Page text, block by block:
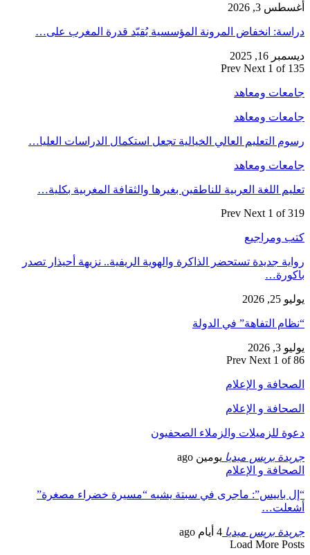
أغسطس 3, 2026
دراسة: انخفاض المرونة المؤسسية يُقيّد قدرة المغرب على…
ديسمبر 16, 2025
Prev Next 1 of 135
جامعات ومعاهد
جامعات ومعاهد
رسوم التعليم العالي الخيالية تجعل استكمال الدراسات العليا…
جامعات ومعاهد
تعليم اللغة العربية للناطقين بغيرها والثقافة المغربية بكلية…
Prev Next 1 of 319
كتب ومراجيع
رواية جديدة تستحضر الذاكرة والهوية الريفية.. نزيهة أحيذار تصدر
باكورة…
يوليو 25, 2026
“نظام التفاهة” في الدولة
يوليو 3, 2026
Prev Next 1 of 86
الصحافة و الإعلام
الصحافة و الإعلام
دعوة للزميلات والزملاء الصحفيون
جريدة بريس ميديا يومين ago
الصحافة و الإعلام
“إل باييس”: ماجرى في سبتة يشبه “مسيرة خضراء مصغرة”
أشعلت…
جريدة بريس ميديا 4 أيام ago
Load More Posts